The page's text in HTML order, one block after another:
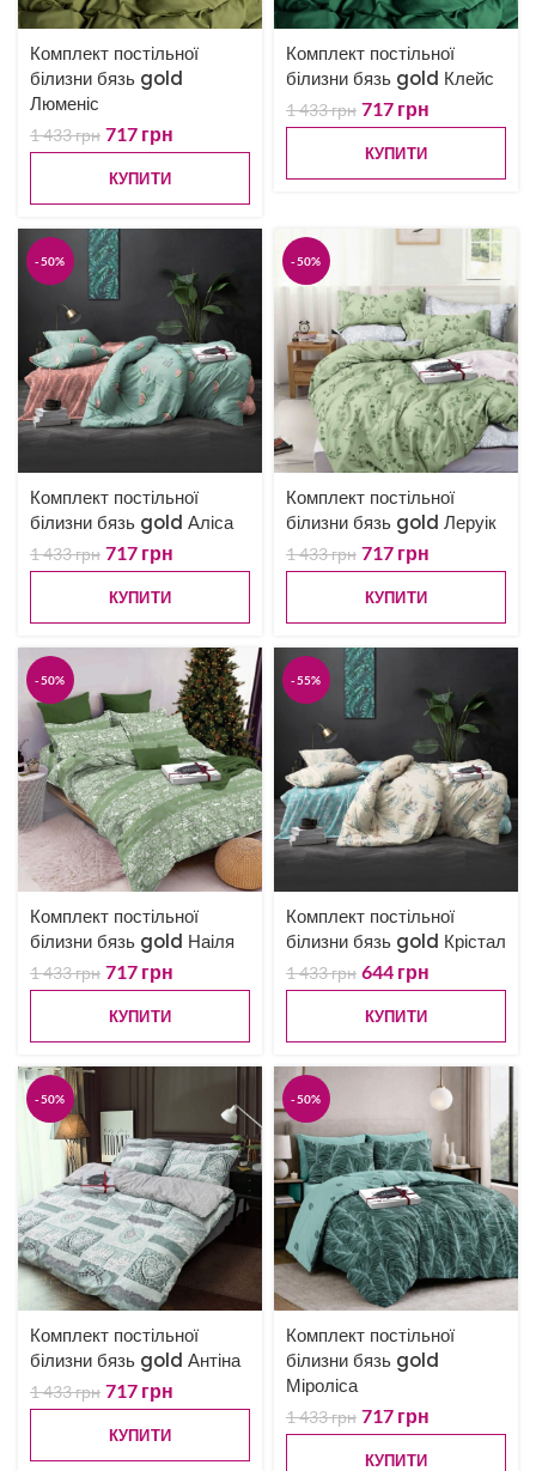
Комплект постільної
білизни бязь gold
Люменіс
1 433грн 717 грн
КУПИТИ
Комплект постільної
білизни бязь gold Клейс
1 433грн 717 грн
КУПИТИ
-50%
Комплект постільної
білизни бязь gold Аліса
1 433грн 717 грн
КУПИТИ
-50%
Комплект постільної
білизни бязь gold Леруік
1 433грн 717 грн
КУПИТИ
-50%
Комплект постільної
білизни бязь gold Наіля
1 433грн 717 грн
КУПИТИ
-55%
Комплект постільної
білизни бязь gold Крістал
1 433грн 644 грн
КУПИТИ
-50%
Комплект постільної
білизни бязь gold Антіна
1 433грн 717 грн
КУПИТИ
-50%
Комплект постільної
білизни бязь gold
Міроліса
1 433грн 717 грн
КУПИТИ